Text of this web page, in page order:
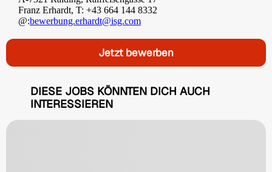
Franz Erhardt, T: +43 664 144 8332
@:bewerbung.erhardt@isg.com
Jetzt bewerben
DIESE JOBS KÖNNTEN DICH AUCH
INTERESSIEREN